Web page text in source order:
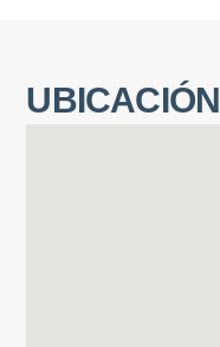
UBICACIÓN